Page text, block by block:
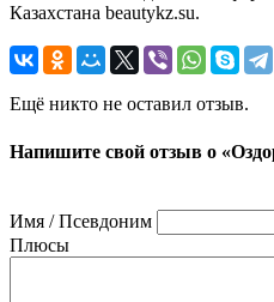
Казахстана beautykz.su.
Ещё никто не оставил отзыв.
Напишите свой отзыв о
Имя / Псевдоним
Плюсы